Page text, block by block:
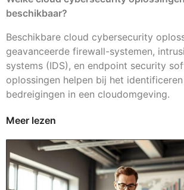
beschikbaar?
Beschikbare cloud cybersecurity
geavanceerde firewall-systemen,
systems (IDS), en endpoint security
oplossingen helpen bij het
bedreigingen in een cloudomgeving.
Meer lezen